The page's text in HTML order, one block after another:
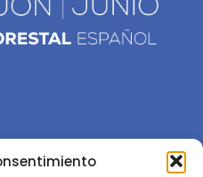
por laSociedad